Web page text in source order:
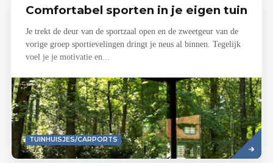
Comfortabel sporten in je eigen tuin
Je trekt de deur van de sportzaal open en de zweetgeur van de
vorige groep sportievelingen dringt je neus al binnen. Tegelijk
voel je je motivatie en...
TUINHUISJES/CARPORTS
Read
more